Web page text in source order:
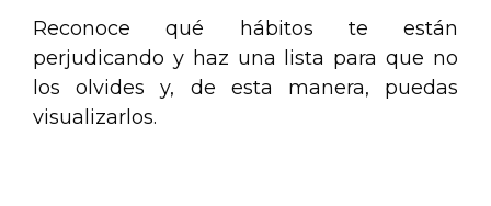
Reconoce qué hábitos te están
perjudicando y haz una lista para que no
los olvides y, de esta manera, puedas
visualizarlos.